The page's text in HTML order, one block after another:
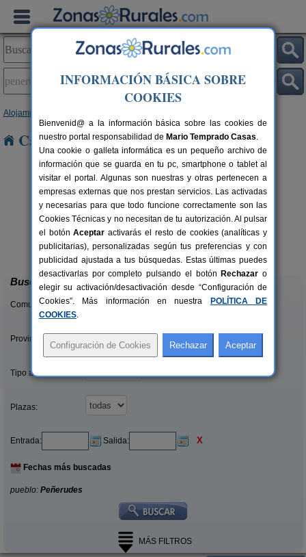
Alojamientos
Casas Rurales en Peñerudes
6 pers.
desde19 €
El Pajar de Pumarega
Castropol (Asturias)
Buscar
Comunidades:
Provincias/Islas:
Tipo alquiler:
Plazas:
Entrada: Salida: X
Fechas más buscadas
pueblo: Peñerudes
MÁS FILTROS
INFORMACIÓN BÁSICA SOBRE
COOKIES
Bienvenid@ a la información básica sobre las cookies de
nuestro portal responsabilidad de Mario Temprado Casas.
Una cookie o galleta informática es un pequeño archivo de
información que se guarda en tu pc, smartphone o tablet al
visitar el portal. Algunas son nuestras y otras pertenecen a
empresas externas que nos prestan servicios. Las activadas
y necesarias para que todo funcione correctamente son las
Cookies Técnicas y no necesitan de tu autorización. Al pulsar
el botónAceptar activarás el resto de cookies (analíticas y
publicitarias), personalizadas según tus preferencias y con
publicidad ajustada a tus búsquedas. Estas últimas puedes
desactivarlas por completo pulsando el botón Rechazar o
elegir su activación/desactivación desde “Configuración de
Cookies”. Más información en nuestra
POLÍTICA DE
COOKIES.